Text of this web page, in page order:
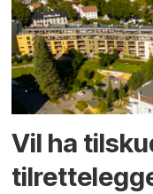
Vil ha